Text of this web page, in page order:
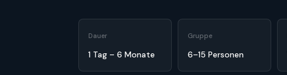
Dauer
1 Tag – 6 Monate
Gruppe
6–15 Personen